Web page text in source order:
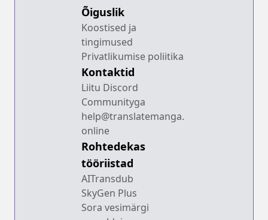
Õiguslik
Koostised ja
tingimused
Privatlikumise poliitika
Kontaktid
Liitu Discord
Communityga
help@translatemanga.
online
Rohtedekas
tööriistad
AITransdub
SkyGen Plus
Sora vesimärgi